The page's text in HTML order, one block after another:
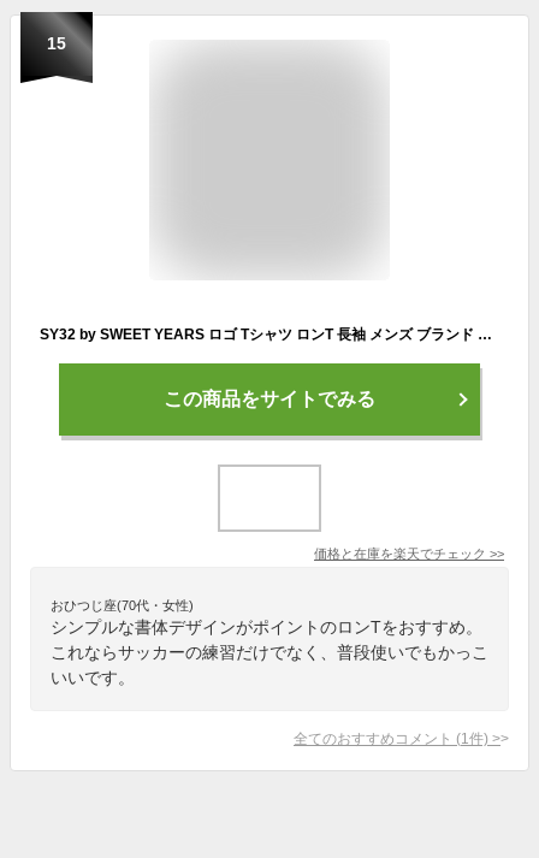
15
SY32 by SWEET YEARS ロゴ Tシャツ ロンT 長袖 メンズ ブランド おしゃれ かっこいい ゴルフ スポーツ サッカー 14178J-W お取り寄せ商品
この商品をサイトでみる
価格と在庫を楽天でチェック >>
おひつじ座(70代・女性)
シンプルな書体デザインがポイントのロンTをおすすめ。
これならサッカーの練習だけでなく、普段使いでもかっこ
いいです。
全てのおすすめコメント (1 件) >